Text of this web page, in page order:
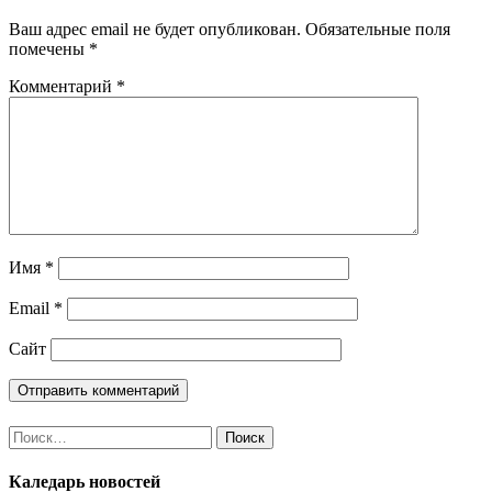
Ваш адрес email не будет опубликован. Обязательные поля
помечены *
Комментарий *
Имя *
Email *
Сайт
Найти:
Каледарь новостей